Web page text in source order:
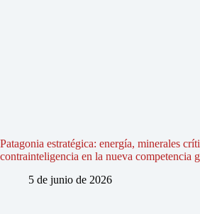
Patagonia estratégica: energía, minerales
contrainteligencia en la nueva competencia
5 de junio de 2026